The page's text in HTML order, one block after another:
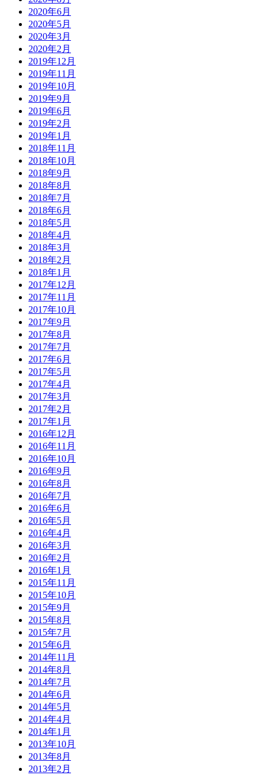
2020年6月
2020年5月
2020年3月
2020年2月
2019年12月
2019年11月
2019年10月
2019年9月
2019年6月
2019年2月
2019年1月
2018年11月
2018年10月
2018年9月
2018年8月
2018年7月
2018年6月
2018年5月
2018年4月
2018年3月
2018年2月
2018年1月
2017年12月
2017年11月
2017年10月
2017年9月
2017年8月
2017年7月
2017年6月
2017年5月
2017年4月
2017年3月
2017年2月
2017年1月
2016年12月
2016年11月
2016年10月
2016年9月
2016年8月
2016年7月
2016年6月
2016年5月
2016年4月
2016年3月
2016年2月
2016年1月
2015年11月
2015年10月
2015年9月
2015年8月
2015年7月
2015年6月
2014年11月
2014年8月
2014年7月
2014年6月
2014年5月
2014年4月
2014年1月
2013年10月
2013年8月
2013年2月